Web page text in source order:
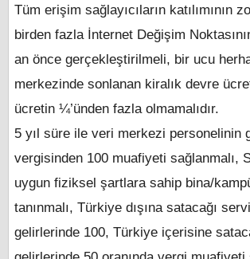
Tüm erişim sağlayıcıların katılımının
birden fazla İnternet Değişim
an önce gerçekleştirilmeli, bir ucu
merkezinde sonlanan kiralık devre
ücretin ¼’ünden fazla olmamalıdır.
5 yıl süre ile veri merkezi personelinin
vergisinden 100 muafiyeti sağlanmalı,
uygun fiziksel şartlara sahip bina/
tanınmalı, Türkiye dışına satacağı
gelirlerinde 100, Türkiye içerisine